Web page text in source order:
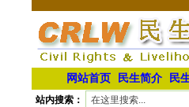
网站首页 民生简介 民
站内搜索：